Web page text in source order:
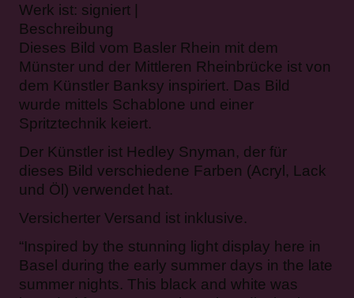
Werk ist: signiert |
Beschreibung
Dieses Bild vom Basler Rhein mit dem
Münster und der Mittleren Rheinbrücke ist von
dem Künstler Banksy inspiriert. Das Bild
wurde mittels Schablone und einer
Spritztechnik keiert.
Der Künstler ist Hedley Snyman, der für
dieses Bild verschiedene Farben (Acryl, Lack
und Öl) verwendet hat.
Versicherter Versand ist inklusive.
“Inspired by the stunning light display here in
Basel during the early summer days in the late
summer nights. This black and white was